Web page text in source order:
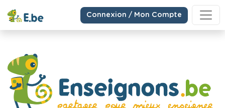
Connexion / Mon Compte